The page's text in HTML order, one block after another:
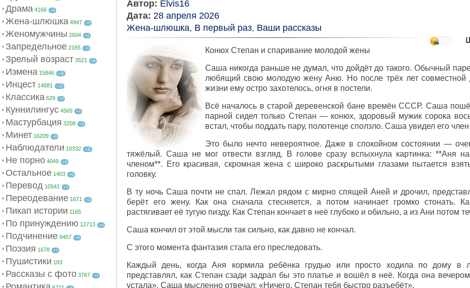
Драма 4166 +8
Жена-шлюшка 4947 +5
Женомужчины 2604 +2
Запредельное 2165 +3
Зрелый возраст 3521 +8
Измена 15846 +11
Инцест 14881 +12
Классика 629 +2
Куннилингус 4565 +4
Мастурбация 3208 +3
Минет 16209 +8
Наблюдатели 10332 +11
Не порно 4049 +4
Остальное 1403 +6
Перевод 10541 +3
Переодевание 1671 +3
Пикап истории 1165
По принуждению 12713 +4
Подчинение 9457 +6
Поэзия 1678 +1
Пушистики 183
Рассказы с фото 3767 +1
Автор: Elvis16
Дата: 28 апреля 2026
Жена-шлюшка, В первый раз, Ваши рассказы
Конюх Степан и спаривание молодой жены
Саша никогда раньше не думал, что дойдёт до такого. Обычный
любящий свою молодую жену Аню. Но после трёх лет совместной
жизни ему остро захотелось, огня в постели.
Всё началось в старой деревенской бане времён СССР. Саша
парной сидел только Степан — конюх, здоровый мужик сорока
встал, чтобы поддать пару, полотенце сползло. Саша увидел его
Это было нечто невероятное. Даже в спокойном состоянии —
тяжёлый. Саша не мог отвести взгляд. В голове сразу вспыхнула картинка: **Аня
членом**. Его красивая, скромная жена с широко раскрытыми глазами пытается
головку.
В ту ночь Саша почти не спал. Лежал рядом с мирно спящей Аней и дрочил,
берёт его жену. Как она сначала стесняется, а потом начинает громко стонать.
растягивает её тугую пизду. Как Степан кончает в неё глубоко и обильно, а из Ани потом
Саша кончил от этой мысли так сильно, как давно не кончал.
С этого момента фантазия стала его преследовать.
Каждый день, когда Аня кормила ребёнка грудью или просто ходила по дому в
представлял, как Степан сзади задрал бы это платье и вошёл в неё. Когда она
устала», Саша мысленно отвечал: «Ничего, Степан тебя быстро разъебёт».